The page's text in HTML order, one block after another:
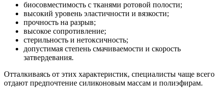
биосовместимость с тканями ротовой полости;
высокий уровень эластичности и вязкости;
прочность на разрыв;
высокое сопротивление;
стерильность и нетоксичность;
допустимая степень смачиваемости и скорость
затвердевания.
Отталкиваясь от этих характеристик, специалисты чаще всего
отдают предпочтение силиконовым массам и полиэфирам.